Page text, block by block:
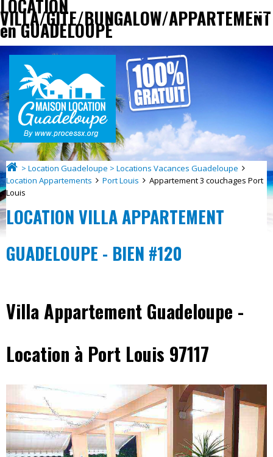
LOCATION
VILLA/GITE/BUNGALOW/APPARTEMENT
en GUADELOUPE
> Location Guadeloupe > Locations Vacances Guadeloupe
Location Appartements
Port Louis
Appartement 3 couchages Port
Louis
LOCATION VILLA APPARTEMENT
GUADELOUPE - BIEN #120
Villa Appartement Guadeloupe -
Location à Port Louis 97117